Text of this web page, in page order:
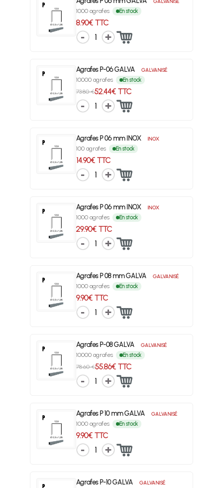
1000 agrafes En stock
8.90€ TTC
1
Agrafes P-06 GALVA GALVANISÉ
10000 agrafes En stock
73.80 €52.44€ TTC
1
Agrafes P 06 mm INOX INOX
100 agrafes En stock
14.90€ TTC
1
Agrafes P 06 mm INOX INOX
1000 agrafes En stock
29.90€ TTC
1
Agrafes P 08 mm GALVA GALVANISÉ
1000 agrafes En stock
9.90€ TTC
1
Agrafes P-08 GALVA GALVANISÉ
10000 agrafes En stock
78.60 €55.86€ TTC
1
Agrafes P 10 mm GALVA GALVANISÉ
1000 agrafes En stock
9.90€ TTC
1
Agrafes P-10 GALVA GALVANISÉ